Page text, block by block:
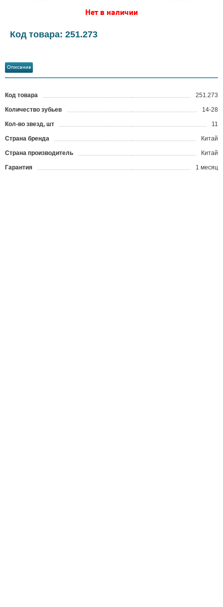
Нет в наличии
Код товара: 251.273
Описание
Код товара 251.273
Количество зубьев 14-28
Кол-во звезд, шт 11
Страна бренда Китай
Страна производитель Китай
Гарантия 1 месяц